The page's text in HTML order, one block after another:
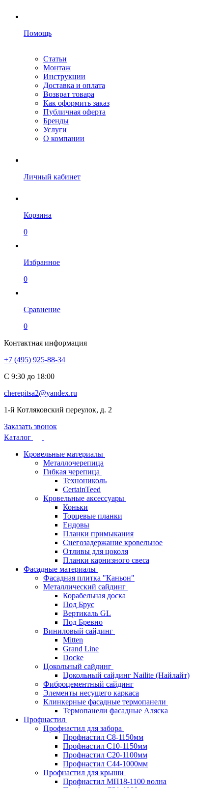
Помощь
Статьи
Монтаж
Инструкции
Доставка и оплата
Возврат товара
Как оформить заказ
Публичная оферта
Бренды
Услуги
О компании
Личный кабинет
Корзина
0
Избранное
0
Сравнение
0
Контактная информация
+7 (495) 925-88-34
С 9:30 до 18:00
cherepitsa2@yandex.ru
1-й Котляковский переулок, д. 2
Заказать звонок
Каталог
Кровельные материалы
Металлочерепица
Гибкая черепица
Технониколь
CertainTeed
Кровельные аксессуары
Коньки
Торцевые планки
Ендовы
Планки примыкания
Снегозадержание кровельное
Отливы для цоколя
Планки карнизного свеса
Фасадные материалы
Фасадная плитка "Каньон"
Металлический сайдинг
Корабельная доска
Под Брус
Вертикаль GL
Под Бревно
Виниловый сайдинг
Mitten
Grand Line
Docke
Цокольный сайдинг
Цокольный сайдинг Nailite (Найлайт)
Фиброцементный сайдинг
Элементы несущего каркаса
Клинкерные фасадные термопанели
Термопанели фасадные Аляска
Профнастил
Профнастил для забора
Профнастил С8-1150мм
Профнастил С10-1150мм
Профнастил С20-1100мм
Профнастил С44-1000мм
Профнастил для крыши
Профнастил МП18-1100 волна